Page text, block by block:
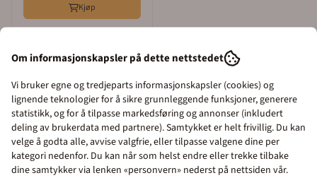
Kjøp
Informasjon
Privatrettslig parkering forbudt skilt
hvor du bestemmer teksten og
Priser inkl. eller ekskl.
Om informasjonskapsler på dette nettstedet
Vi bruker egne og tredjeparts informasjonskapsler (cookies) og
lignende teknologier for å sikre grunnleggende funksjoner, generere
statistikk, og for å tilpasse markedsføring og annonser (inkludert
deling av brukerdata med partnere). Samtykket er helt frivillig. Du kan
velge å godta alle, avvise valgfrie, eller tilpasse valgene dine per
kategori nedenfor. Du kan når som helst endre eller trekke tilbake
dine samtykker via lenken «personvern» nederst på nettsiden vår.